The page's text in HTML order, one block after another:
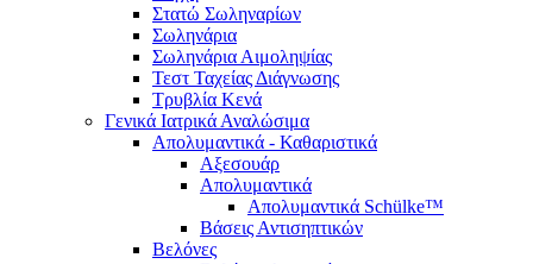
Στατώ Σωληναρίων
Σωληνάρια
Σωληνάρια Αιμοληψίας
Τεστ Ταχείας Διάγνωσης
Τρυβλία Κενά
Γενικά Ιατρικά Αναλώσιμα
Απολυμαντικά - Καθαριστικά
Αξεσουάρ
Απολυμαντικά
Απολυμαντικά Schülke™
Βάσεις Αντισηπτικών
Βελόνες